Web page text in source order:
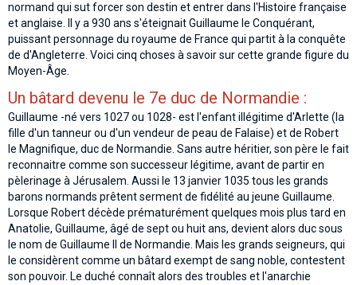
normand qui sut forcer son destin et entrer dans l'Histoire française
et anglaise. Il y a 930 ans s'éteignait Guillaume le Conquérant,
puissant personnage du royaume de France qui partit à la conquête
de d'Angleterre. Voici cinq choses à savoir sur cette grande figure du
Moyen-Âge.
Un bâtard devenu le 7e duc de Normandie :
Guillaume -né vers 1027 ou 1028- est l'enfant illégitime d'Arlette (la
fille d'un tanneur ou d'un vendeur de peau de Falaise) et de Robert
le Magnifique, duc de Normandie. Sans autre héritier, son père le fait
reconnaitre comme son successeur légitime, avant de partir en
pèlerinage à Jérusalem. Aussi le 13 janvier 1035 tous les grands
barons normands prêtent serment de fidélité au jeune Guillaume.
Lorsque Robert décède prématurément quelques mois plus tard en
Anatolie, Guillaume, âgé de sept ou huit ans, devient alors duc sous
le nom de Guillaume II de Normandie. Mais les grands seigneurs, qui
le considèrent comme un bâtard exempt de sang noble, contestent
son pouvoir. Le duché connaît alors des troubles et l'anarchie